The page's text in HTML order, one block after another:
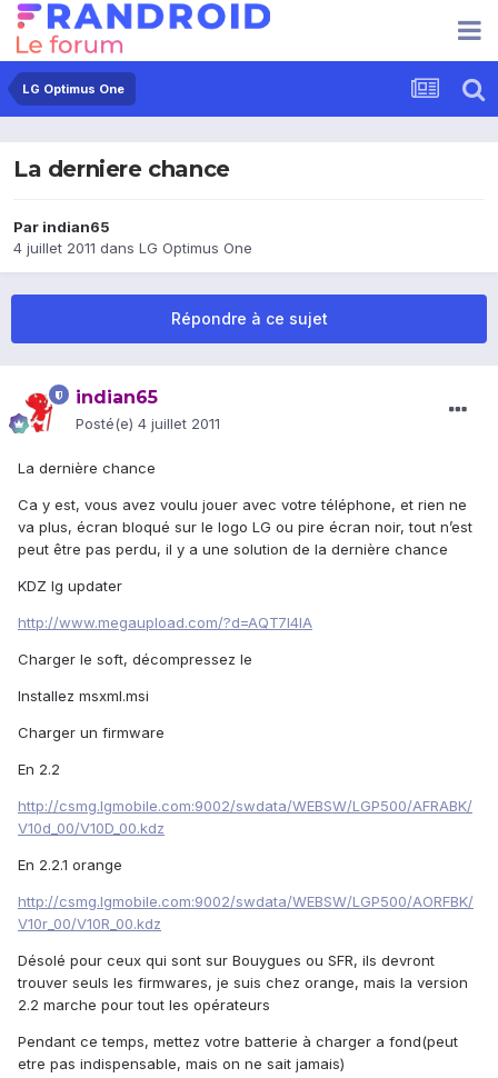
LG Optimus One
La derniere chance
Par indian65
4 juillet 2011 dans LG Optimus One
Répondre à ce sujet
indian65
Posté(e) 4 juillet 2011
La dernière chance
Ca y est, vous avez voulu jouer avec votre téléphone, et rien ne
va plus, écran bloqué sur le logo LG ou pire écran noir, tout n’est
peut être pas perdu, il y a une solution de la dernière chance
KDZ lg updater
http://www.megaupload.com/?d=AQT7I4IA
Charger le soft, décompressez le
Installez msxml.msi
Charger un firmware
En 2.2
http://csmg.lgmobile.com:9002/swdata/WEBSW/LGP500/AFRABK/
V10d_00/V10D_00.kdz
En 2.2.1 orange
http://csmg.lgmobile.com:9002/swdata/WEBSW/LGP500/AORFBK/
V10r_00/V10R_00.kdz
Désolé pour ceux qui sont sur Bouygues ou SFR, ils devront
trouver seuls les firmwares, je suis chez orange, mais la version
2.2 marche pour tout les opérateurs
Pendant ce temps, mettez votre batterie à charger a fond(peut
etre pas indispensable, mais on ne sait jamais)